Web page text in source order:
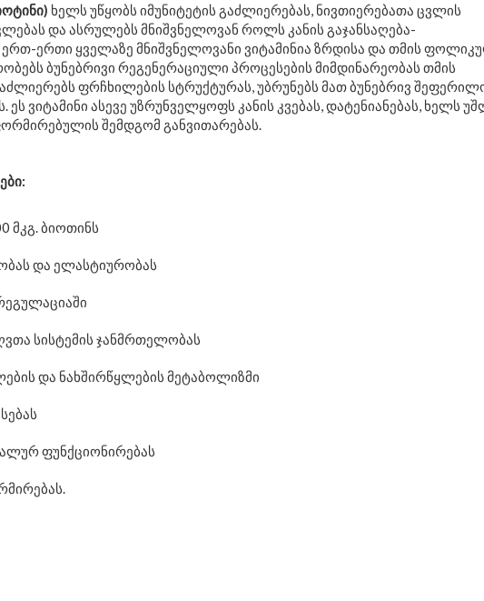
ხელს უწყობს იმუნიტეტის გაძლიერებას, ნივთიერებათა ცვლის
და ასრულებს მნიშვნელოვან როლს კანის გაჯანსაღება-
ერთ-ერთი ყველაზე მნიშვნელოვანი ვიტამინია ზრდისა და თმის
ბუნებრივი რეგენერაციული პროცესების მიმდინარეობას თმის
ფრჩხილების სტრუქტურას, უბრუნებს მათ ბუნებრივ
ვიტამინი ასევე უზრუნველყოფს კანის კვებას, დატენიანებას, ხელს
შემდგომ განვითარებას.
:
მკგ. ბიოთინს
და ელასტიურობას
სისტემის ჯანმრთელობას
და ნახშირწყლების მეტაბოლიზმი
ფუნქციონირებას